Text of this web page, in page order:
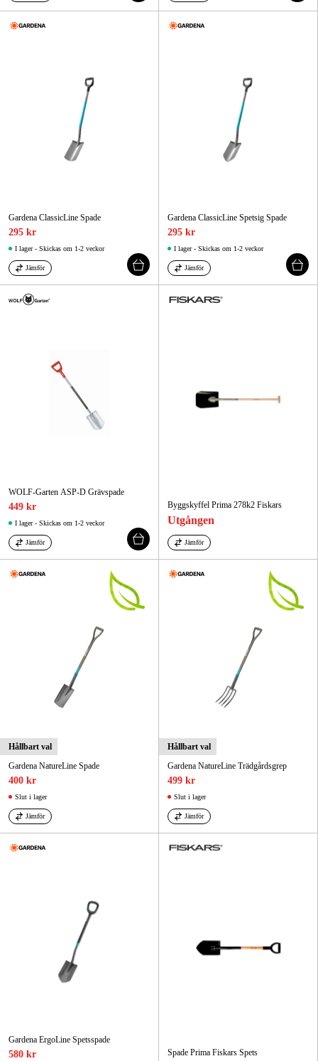
Gardena ClassicLine Spade
295 kr
I lager - Skickas om 1-2 veckor
Jämför
Gardena ClassicLine Spetsig Spade
295 kr
I lager - Skickas om 1-2 veckor
Jämför
WOLF-Garten ASP-D Grävspade
449 kr
I lager - Skickas om 1-2 veckor
Jämför
Byggskyffel Prima 278k2 Fiskars
Utgången
Jämför
Hållbart val
Gardena NatureLine Spade
400 kr
Slut i lager
Jämför
Hållbart val
Gardena NatureLine Trädgårdsgrep
499 kr
Slut i lager
Jämför
Gardena ErgoLine Spetsspade
580 kr Spade Prima Fiskars Spets